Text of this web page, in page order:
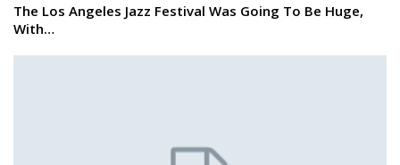
The Los Angeles Jazz Festival Was Going To Be Huge,
With…